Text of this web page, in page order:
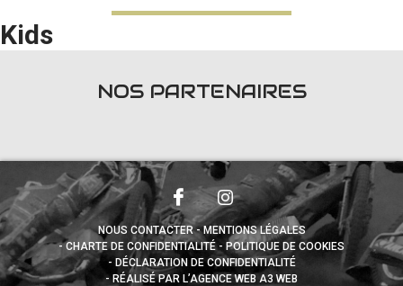
RÉSULTATS
SPEEDWAY ACADÉMIE
PHOTOS / VIDÉOS
Kids
NOS PARTENAIRES
NOUS CONTACTER
MENTIONS LÉGALES
CHARTE DE CONFIDENTIALITÉ
POLITIQUE DE COOKIES
DÉCLARATION DE CONFIDENTIALITÉ
RÉALISÉ PAR L’AGENCE WEB A3 WEB